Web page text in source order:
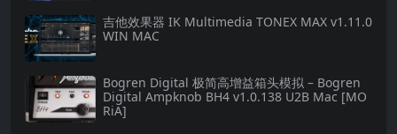
吉他效果器 IK Multimedia TONEX MAX v1.11.0
WIN MAC
Bogren Digital 极简高增益箱头模拟 – Bogren
Digital Ampknob BH4 v1.0.138 U2B Mac [MO
RiA]